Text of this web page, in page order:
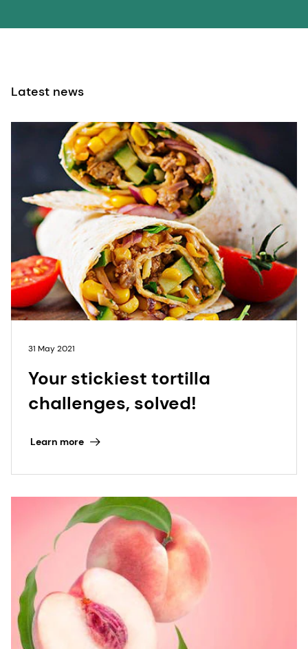
Latest news
31 May 2021
Your stickiest tortilla
challenges, solved!
Learn more